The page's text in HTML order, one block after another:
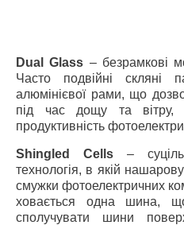
Dual Glass – безрамкові
Часто подвійні скляні
алюмінієвої рами, що
під час дощу та вітру,
продуктивність
Shingled Cells –
технологія, в якій
смужки фотоелектричних
ховається одна шина, що
сполучувати шини